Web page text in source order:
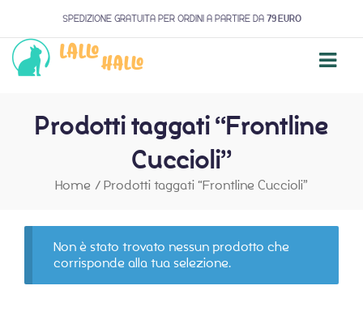
SPEDIZIONE GRATUITA PER ORDINI A PARTIRE DA 79 EURO
Prodotti taggati “Frontline
Cuccioli”
Home / Prodotti taggati “Frontline Cuccioli”
Non è stato trovato nessun prodotto che
corrisponde alla tua selezione.